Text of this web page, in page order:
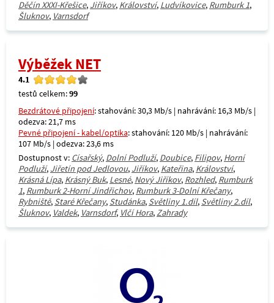
Děčín XXXI-Křešice, Jiříkov, Království, Ludvíkovice, Rumburk 1,
Šluknov, Varnsdorf
Výběžek NET
4.1
testů celkem:99
Bezdrátové připojení: stahování: 30,3 Mb/s | nahrávání: 16,3 Mb/s |
odezva: 21,7 ms
Pevné připojení - kabel/optika: stahování: 120 Mb/s | nahrávání:
107 Mb/s | odezva: 23,6 ms
Dostupnost v: Císařský, Dolní Podluží, Doubice, Filipov, Horní
Podluží, Jiřetín pod Jedlovou, Jiříkov, Kateřina, Království,
Krásná Lípa, Krásný Buk, Lesné, Nový Jiříkov, Rozhled, Rumburk
1, Rumburk 2-Horní Jindřichov, Rumburk 3-Dolní Křečany,
Rybniště, Staré Křečany, Studánka, Světliny 1.díl, Světliny 2.díl,
Šluknov, Valdek, Varnsdorf, Vlčí Hora,Zahrady